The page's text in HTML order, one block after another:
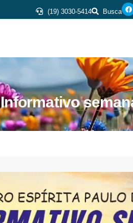
(19) 3030-5414 Busca
Informativo